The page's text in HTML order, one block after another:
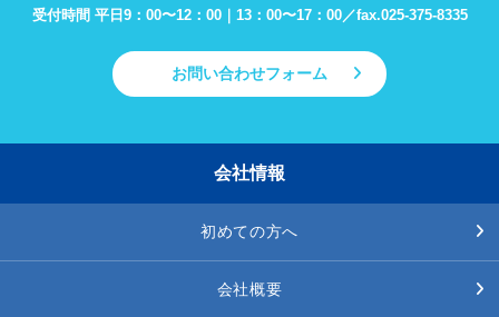
受付時間 平日9：00〜12：00｜13：00〜17：00／fax.025-375-8335
お問い合わせフォーム
会社情報
初めての方へ
会社概要